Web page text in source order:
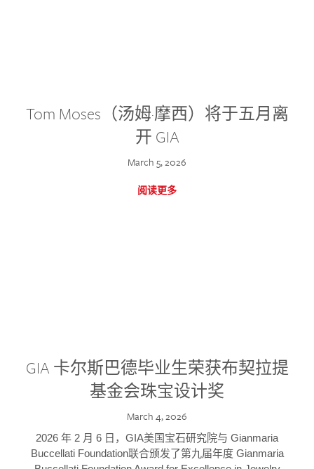
Tom Moses（汤姆·摩西）将于五月离
开 GIA
March 5, 2026
阅读更多
GIA 卡尔斯巴德毕业生荣获布契拉提
基金会珠宝设计奖
March 4, 2026
2026 年 2 月 6 日，GIA美国宝石研究院与 Gianmaria
Buccellati Foundation联合颁发了第九届年度 Gianmaria